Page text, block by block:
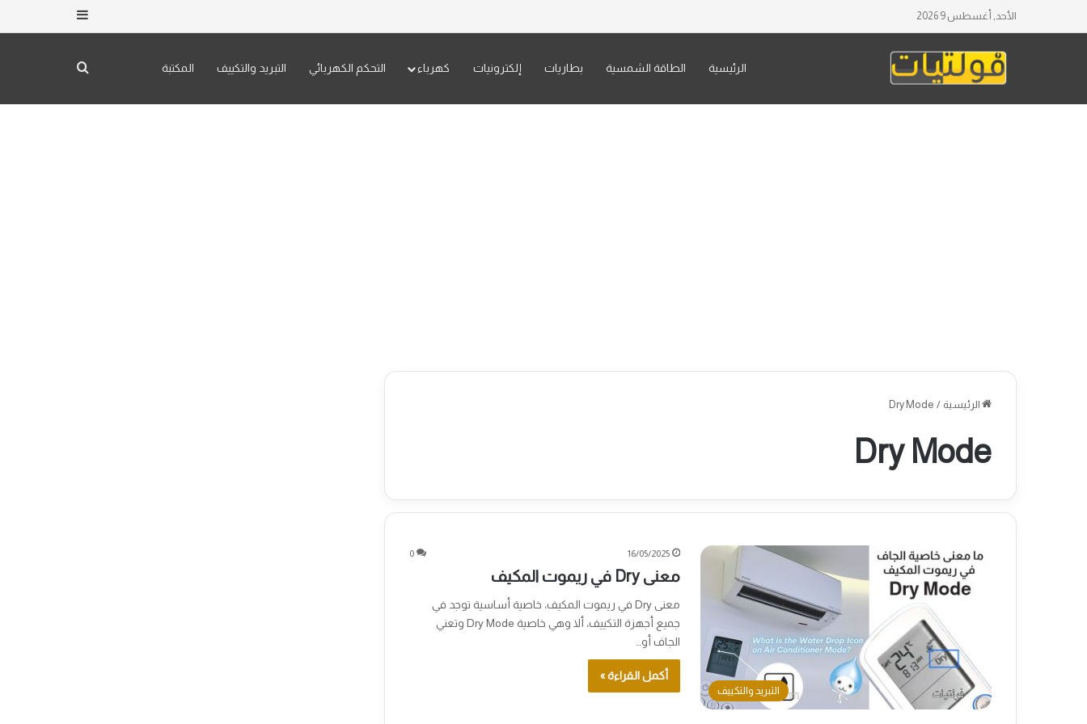
الأحد, أغسطس 9 2026
الرئيسية الطاقة الشمسية بطاريات إلكترونيات كهرباء التحكم الكهربائي التبريد والتكييف المكتبة
الرئيسية /
Dry Mode
Dry Mode
التبريد والتكييف
16/05/2025
0
معنى Dry في ريموت المكيف
معنى Dry في ريموت المكيف، خاصية أساسية توجد في
جميع أجهزة التكييف، ألا وهي خاصية Dry Mode وتعني
الجاف أو…
أكمل القراءة »